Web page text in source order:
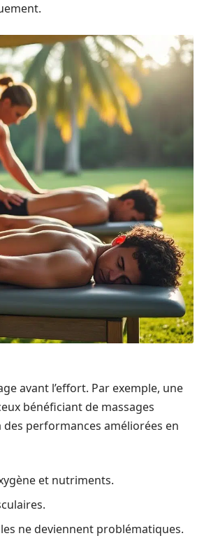
avant l’effort. Par exemple, une
bénéficiant de massages
performances améliorées en
et nutriments.
ne deviennent problématiques.